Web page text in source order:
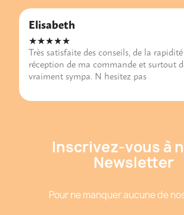
Elisabeth
★★★★★
Très satisfaite des conseils, de la
réception de ma commande et surtout
vraiment sympa. N hesitez pas
Inscrivez-vous à
Newsletter
Pour ne manquer aucune de